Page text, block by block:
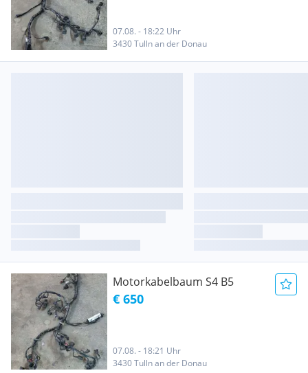
07.08. - 18:22 Uhr
3430 Tulln an der Donau
Motorkabelbaum S4 B5
€ 650
07.08. - 18:21 Uhr
3430 Tulln an der Donau